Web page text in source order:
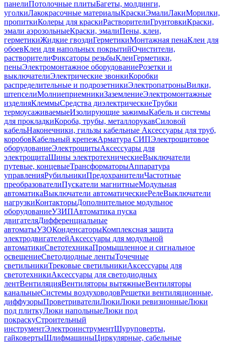
панелиПотолочные плитыБагеты, молдинги,
уголкиЛакокрасочные материалыКраскиЭмалиЛакиМорилки,
пропиткиКолеры для краскиРастворителиГрунтовкиКраски,
эмали аэрозольныеКраски, эмалиПены, клеи,
герметикиЖидкие гвоздиГерметикиМонтажная пенаКлеи для
обоевКлеи для напольных покрытийОчистители,
растворителиФиксаторы резьбыКлеиГерметики,
пеныЭлектромонтажное оборудованиеРозетки и
выключателиЭлектрические звонкиКоробки
распределительные и подрозетникиЭлектропатроныВилки,
штепселиМолниеприемникиЗаземлениеЭлектромонтажные
изделияКлеммыСредства диэлектрическиеТрубки
термоусаживаемыеИзолирующие зажимыКабель и системы
для прокладкиКороба, трубы, металлорукавСиловой
кабельНаконечники, гильзы кабельные Аксессуары для труб,
коробовКабельный крепежАрматура СИПЭлектрощитовое
оборудованиеЭлектрощитыАксессуары для
электрощитаШины электротехническиеВыключатели
путевые, концевыеТрансформаторыАппаратура
управленияРубильникиПредохранителиЧастотные
преобразователиПускатели магнитныеМодульная
автоматикаВыключатели автоматическиеРелеВыключатели
нагрузкиКонтакторыДополнительное модульное
оборудованиеУЗИПАвтоматика пуска
двигателяДифференциальные
автоматыУЗОКонденсаторыКомплексная защита
электродвигателейАксессуары для модульной
автоматикиСветотехникаПромышленное и сигнальное
освещениеСветодиодные лентыТочечные
светильникиТрековые светильникиАксессуары для
светотехникиАксессуары для светодиодных
лентВентиляцияВентиляторы вытяжныеВентиляторы
канальныеСистемы воздуховодовРешетки вентиляционные,
диффузорыПроветривателиЛюкиЛюки ревизионныеЛюки
под плиткуЛюки напольныеЛюки под
покраскуСтроительный
инструментЭлектроинструментШуруповерты,
гайковертыШлифмашиныЦиркулярные, сабельные